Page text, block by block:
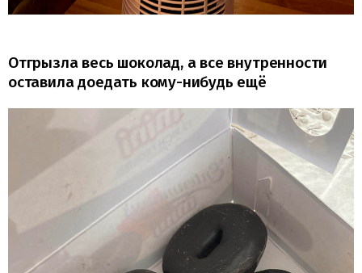
Отгрызла весь шоколад, а все внутренности
оставила доедать кому-нибудь ещё